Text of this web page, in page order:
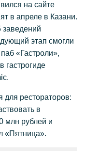
на сайте
в апреле в Казани.
заведений
этап смогли
«Гастроли»,
гастрогиде
для рестораторов:
в
млн рублей и
«Пятница».